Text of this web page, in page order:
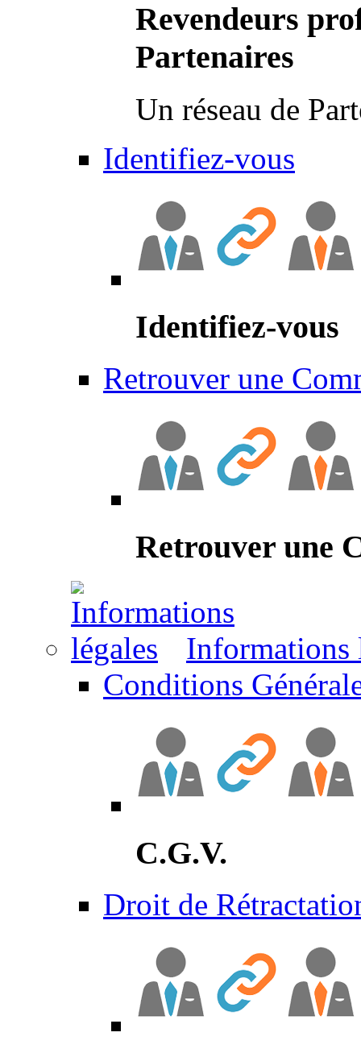
Revendeurs
Partenaires
Un réseau de
Identifiez-vous
Identifiez-vous
Retrouver une
Retrouver une
Informations
Conditions
C.G.V.
Droit de